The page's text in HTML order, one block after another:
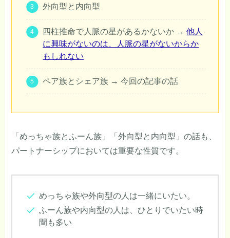
外向型と内向型
四柱推命で人脈の星があるかないか →他人
に興味がないのは、人脈の星がないからか
もしれない
ペア族とシェア族 → 今回の記事の話
「めっちゃ族とふーん族」「外向型と内向型」の話も、
パートナーシップにおいては重要な性質です。
めっちゃ族や外向型の人は一緒にいたい。
ふーん族や内向型の人は、ひとりでいたい時
間も多い